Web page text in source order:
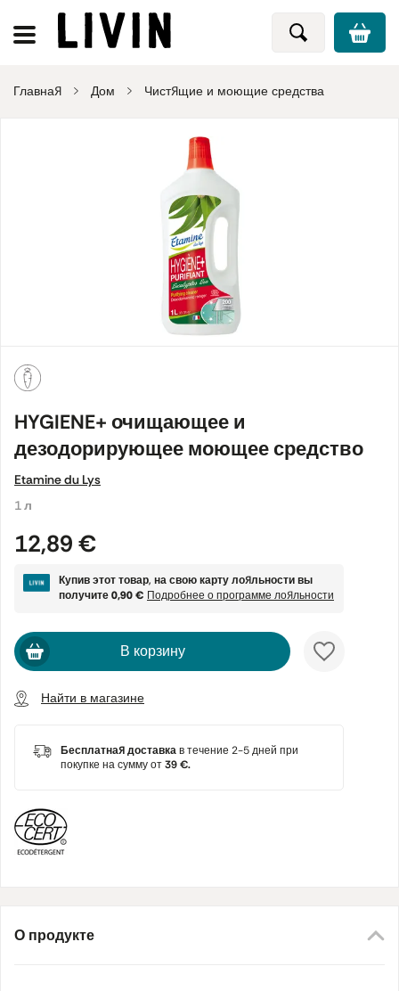
Главная Дом Чистящие и моющие средства
HYGIENE+ очищающее и
дезодорирующее моющее средство
Etamine du Lys
1 л
12,89 €
Купив этот товар, на свою карту лояльности вы
получите0,90 € Подробнее о программе лояльности
В корзину
Найти в магазине
Бесплатная доставкав течение 2-5 дней при
покупке на сумму от39 €.
О продукте